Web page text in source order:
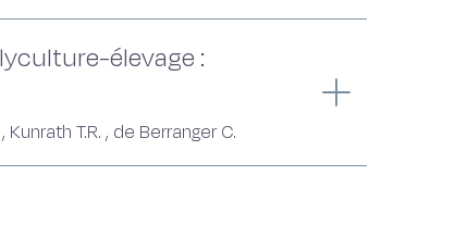
élevage :
Kunrath T.R. , de Berranger C.